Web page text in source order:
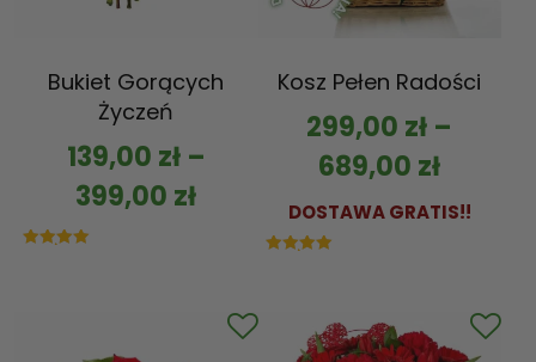
Bukiet Gorących
Życzeń
139,00 zł–
399,00 zł
Kosz Pełen Radości
299,00 zł –
689,00 zł
DOSTAWA GRATIS!!